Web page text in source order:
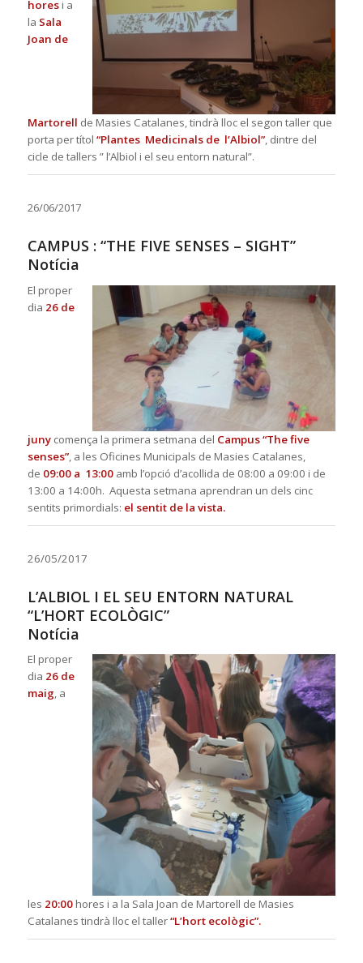
horesi a
la Sala
Joan de
Martorell de Masies Catalanes, tindrà lloc el segon taller que
porta per títol “Plantes Medicinals de l’Albiol”, dintre del
cicle de tallers ” l’Albiol i el seu entorn natural”.
26/06/2017
CAMPUS : “THE FIVE SENSES – SIGHT”
Notícia
El proper
dia 26 de
junycomença la primera setmana del Campus “The five
senses”, a les Oficines Municipals de Masies Catalanes,
de 09:00 a 13:00amb l’opció d’acollida de 08:00 a 09:00 i de
13:00 a 14:00h. Aquesta setmana aprendran un dels cinc
sentits primordials: el sentit de la vista.
26/05/2017
L’ALBIOL I EL SEU ENTORN NATURAL
“L’HORT ECOLÒGIC”
Notícia
El proper
dia 26 de
maig , a
les 20:00hores i a la Sala Joan de Martorell de Masies
Catalanes tindrà lloc el taller“L’hort ecològic”.